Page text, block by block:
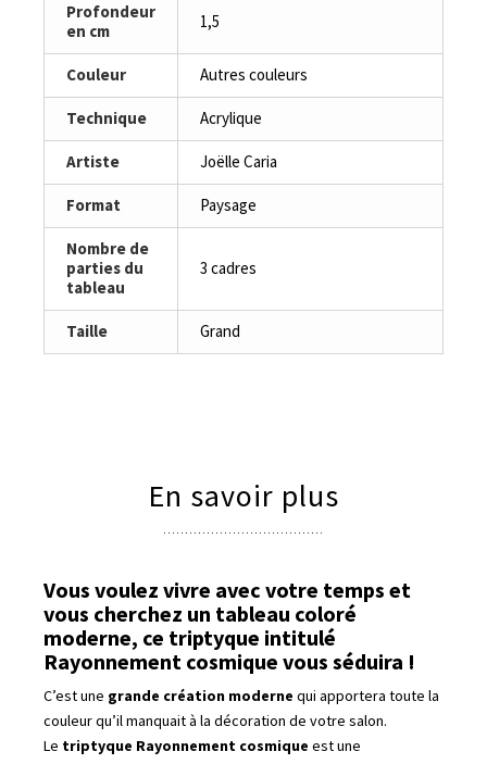
Profondeur
en cm
1,5
Couleur Autres couleurs
Technique Acrylique
Artiste Joëlle Caria
Format Paysage
Nombre de
parties du
tableau
3 cadres
Taille Grand
En savoir plus
Vous voulez vivre avec votre temps et
vous cherchez un tableau coloré
moderne, ce triptyque intitulé
Rayonnement cosmique vous séduira !
C’est une grande création moderne qui apportera toute la
couleur qu’il manquait à la décoration de votre salon.
Le triptyque Rayonnement cosmique est une